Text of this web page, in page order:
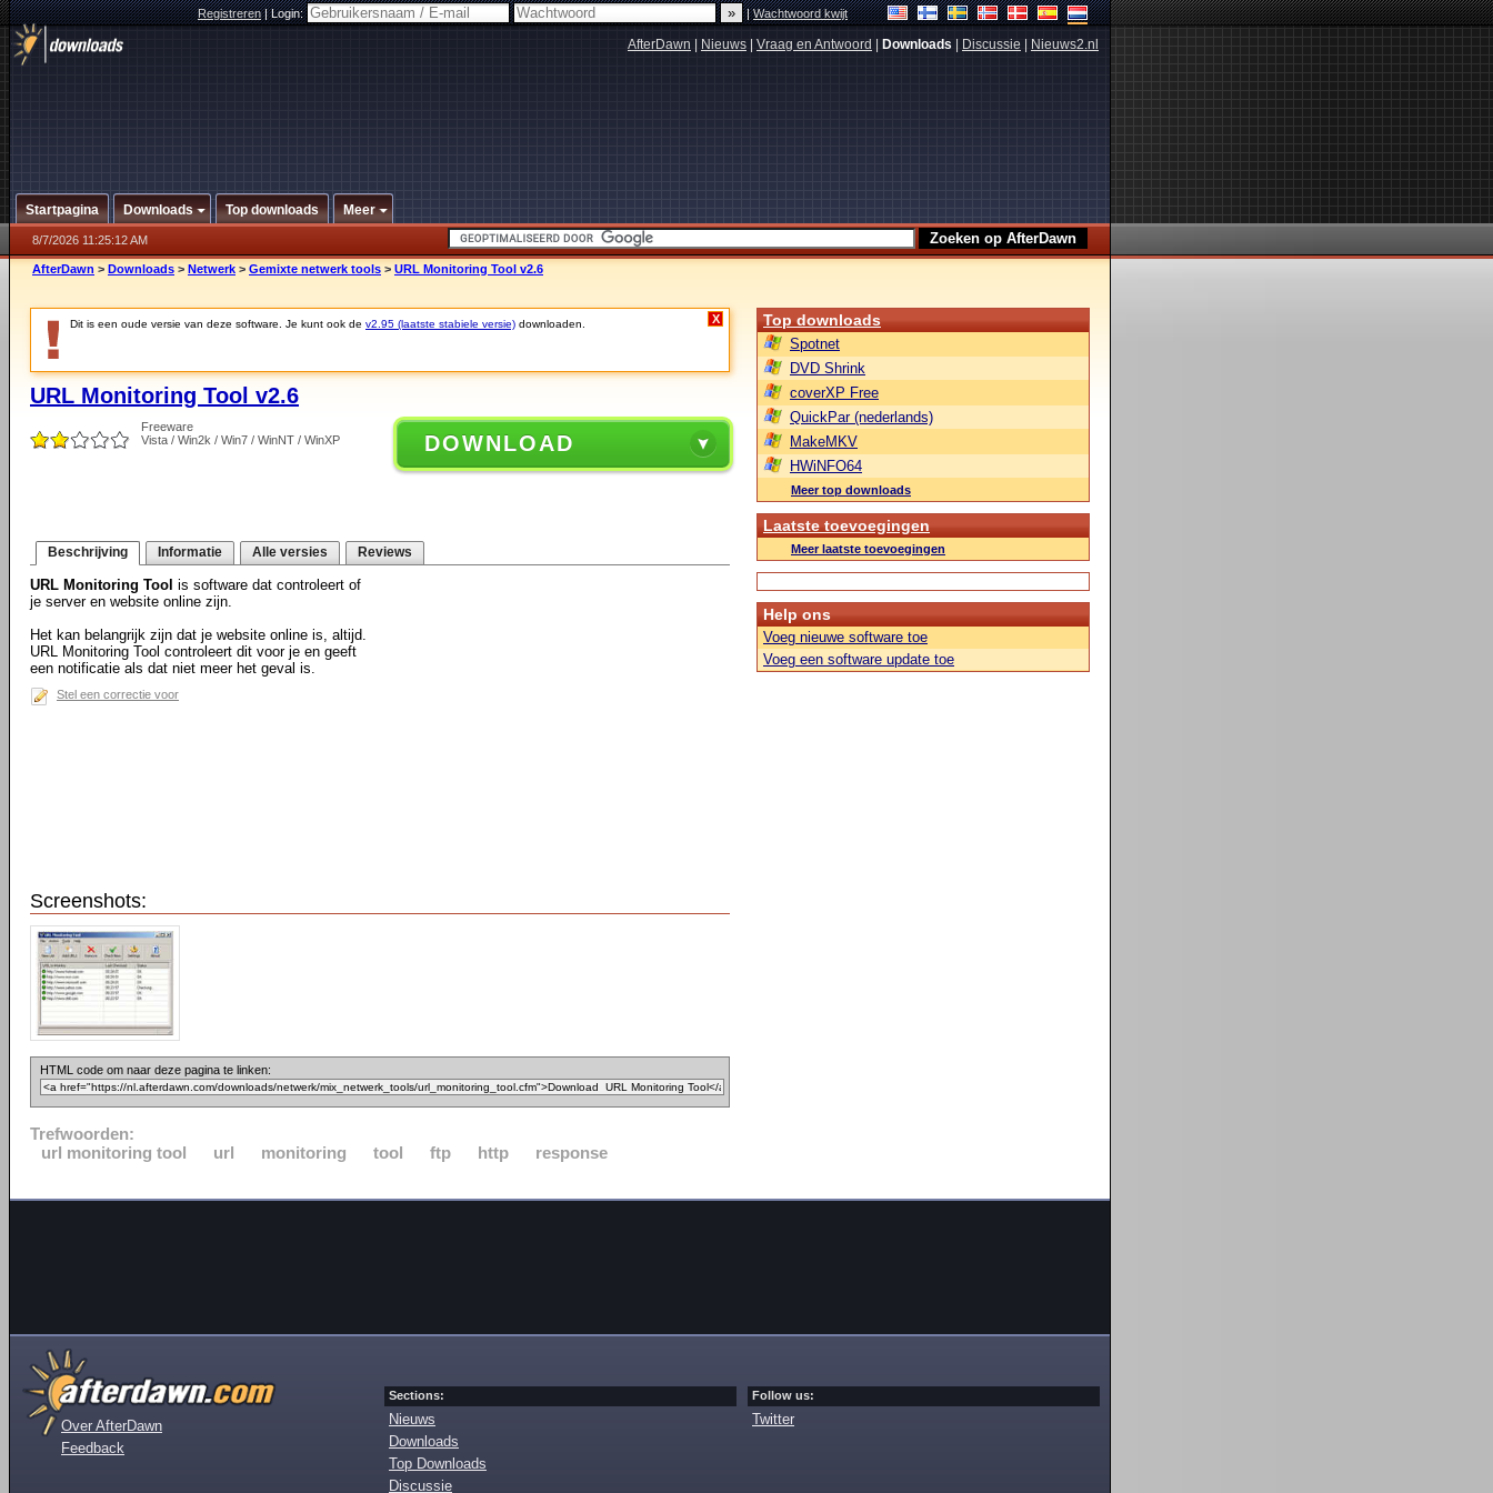
Registreren|Login: |Wachtwoord kwijt
AfterDawn Nieuws Vraag en Antwoord Downloads Discussie Nieuws2.nl
Startpagina Downloads Top downloads Meer
8/7/2026 11:25:12 AM
AfterDawn > Downloads > Netwerk > Gemixte netwerk tools > URL Monitoring Tool v2.6
Dit is een oude versie van deze software. Je kunt ook de v2.95 (laatste stabiele versie) downloaden. X
URL Monitoring Tool v2.6
Freeware
Vista / Win2k / Win7 / WinNT / WinXP
DOWNLOAD
Beschrijving Informatie Alle versies Reviews
URL Monitoring Tool is software dat controleert of
je server en website online zijn.
Het kan belangrijk zijn dat je website online is, altijd.
URL Monitoring Tool controleert dit voor je en geeft
een notificatie als dat niet meer het geval is.
Stel een correctie voor
Screenshots:
HTML code om naar deze pagina te linken:
Trefwoorden:
url monitoring tool
url monitoring tool ftp http response
Top downloads
Spotnet
DVD Shrink
coverXP Free
QuickPar (nederlands)
MakeMKV
HWiNFO64
Meer top downloads
Laatste toevoegingen
Meer laatste toevoegingen
Help ons
Voeg nieuwe software toe
Voeg een software update toe
Over AfterDawn
Feedback
Sections:
Nieuws
Downloads
Top Downloads
Discussie
Follow us:
Twitter